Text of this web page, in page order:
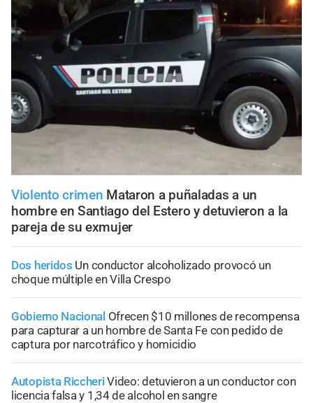
Violento crimen Mataron a puñaladas a un
hombre en Santiago del Estero y detuvieron a la
pareja de su exmujer
Dos heridos Un conductor alcoholizado provocó un
choque múltiple en Villa Crespo
Gobierno Nacional Ofrecen $10 millones de recompensa
para capturar a un hombre de Santa Fe con pedido de
captura por narcotráfico y homicidio
Autopista RiccheriVideo: detuvieron a un conductor con
licencia falsa y 1,34 de alcohol en sangre